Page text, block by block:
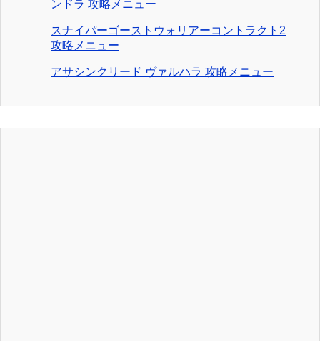
ンドラ 攻略メニュー
スナイパーゴーストウォリアーコントラクト2
攻略メニュー
アサシンクリード ヴァルハラ 攻略メニュー